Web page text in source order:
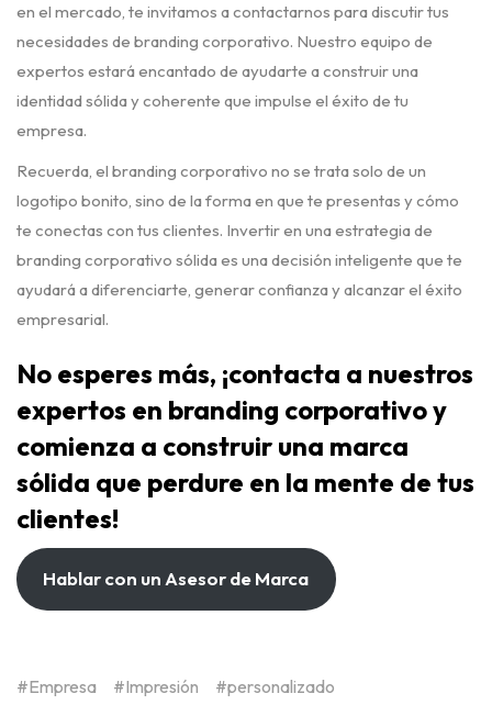
en el mercado, te invitamos a contactarnos para discutir tus
necesidades de branding corporativo. Nuestro equipo de
expertos estará encantado de ayudarte a construir una
identidad sólida y coherente que impulse el éxito de tu
empresa.
Recuerda, el branding corporativo no se trata solo de un
logotipo bonito, sino de la forma en que te presentas y cómo
te conectas con tus clientes. Invertir en una estrategia de
branding corporativo sólida es una decisión inteligente que te
ayudará a diferenciarte, generar confianza y alcanzar el éxito
empresarial.
No esperes más, ¡contacta a nuestros
expertos en branding corporativo y
comienza a construir una marca
sólida que perdure en la mente de tus
clientes!
Hablar con un Asesor de Marca
Empresa Impresión personalizado